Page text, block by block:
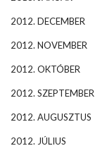
2012. DECEMBER
2012. NOVEMBER
2012. OKTÓBER
2012. SZEPTEMBER
2012. AUGUSZTUS
2012. JÚLIUS